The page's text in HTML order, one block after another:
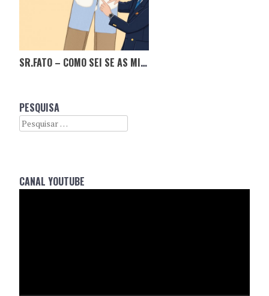
SR.FATO – COMO SEI SE AS MINHAS CALÇAS SÃO DE QUALIDADE?
PESQUISA
Search
CANAL YOUTUBE